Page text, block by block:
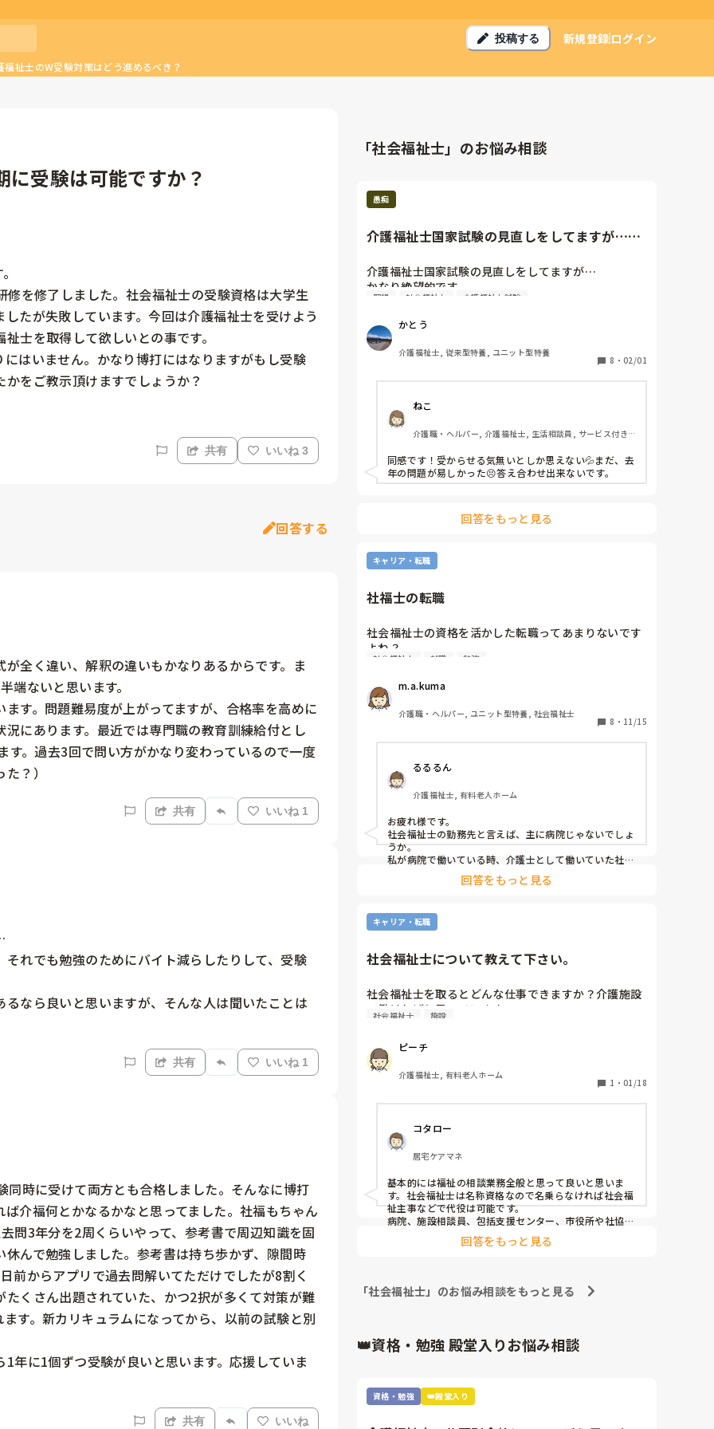
投稿する 新規登録ログイン
福祉士のW受験対策はどう進めるべき？
受験は可能ですか？
を修了しました。社会福祉士の受験資格は大学生
たが失敗しています。今回は介護福祉士を受けよう
士を取得して欲しいとの事です。
はいません。かなり博打にはなりますがもし受験
をご教示頂けますでしょうか？
共有 いいね 3
回答する
全く違い、解釈の違いもかなりあるからです。ま
端ないと思います。
す。問題難易度が上がってますが、合格率を高めに
にあります。最近では専門職の教育訓練給付とし
。過去3回で問い方がかなり変わっているので一度
？）
共有 いいね 1
れでも勉強のためにバイト減らしたりして、受験
なら良いと思いますが、そんな人は聞いたことは
共有 いいね 1
時に受けて両方とも合格しました。そんなに博打
介福何とかなるかなと思ってました。社福もちゃん
問3年分を2周くらいやって、参考書で周辺知識を固
んで勉強しました。参考書は持ち歩かず、隙間時
前からアプリで過去問解いてただけでしたが8割く
くさん出題されていた、かつ2択が多くて対策が難
す。新カリキュラムになってから、以前の試験と別
年に1個ずつ受験が良いと思います。応援していま
共有 いいね
「社会福祉士」のお悩み相談
愚痴
介護福祉士国家試験の見直しをしてますが…か
介護福祉士国家試験の見直しをしてますが…
かなり絶望的です。
が、ユーキャンだと73/125、回答を紹介しているサイ
トだと70/125、大阪介護転職ネットがキャリアカレッ
ジと出したものだと67/125でした。
いるのですがこれはちょっと…
僕としては80/125で合格！っていうのが理想です。
(80点なら安全圏内だしそれ以上の高得点は無理かな
と)それを狙って今回3回目の受験でしたが、それすら
もできないのかと。悲しくなります。やっぱり介護職
自己採点でこんな点数ならもう望めないなと。
祉士はきっぱり諦めようと思っています。
参考書に登録証の見本のページがあり、そこに「介護
福祉士登録証をもらっている自分をイメージして、受
ながめてモチベーションを高めましょう!!」とイラス
ト付きで書かれていましたが、とんでもない！不合格
し、惨めな気持ちになるし、そういう傷口に塩を塗る
ようなことはとてもじゃないけどできません。
こうも不合格が続くと、もはや国家試験は落ちるため
にあるとしか思えませんし、むしろそれに受かる人が
どの資格でも、国家資格を持ってる人って本当にすご
いなと。国家資格に縁がない分、それだけで尊敬に値
します。
ケアマネとか社会福祉士、東京芸大の受験で躓くなら
理解出来ますけど、介護福祉士で3回躓いてるとか本
当に意味がわからない。
えたような気がします。よほど合格点が低くなければ
ん。
理想 社会福祉士 介護福祉士試験
かとう
介護福祉士, 従来型特養, ユニット型特養
8 ・ 02/01
ねこ
介護職・ヘルパー, 介護福祉士, 生活相談員, サービス付き
同感です！受からせる気無いとしか思えない💦まだ、去
年の問題が易しかった😣答え合わせ出来ないです。
回答をもっと見る
キャリア・転職
社福士の転職
社会福祉士の資格を活かした転職ってあまりないです
よね？
介護福祉士は現場で重宝されるし、募集要項にもよく
と思いませんか？
社福士の方が知識も試験も難しいのに、いざ就職しよ
うと思うと働き口が微妙だなと感じています。
社会福祉士 就職 勉強
m.a.kuma
介護職・ヘルパー, ユニット型特養, 社会福祉士
8 ・ 11/15
るるるん
介護福祉士, 有料老人ホーム
お疲れ様です。
社会福祉士の勤務先と言えば、主に病院じゃないでしょ
うか。
私が病院で働いている時、介護士として働いていた社福
士の資格保持者が、相談員としての異動を命じられてい
介護福祉士は不足していますし、ひとつの事業所でたく
さん必要ですから募集が多いのは当然かと思います。
回答をもっと見る
キャリア・転職
社会福祉士について教えて下さい。
社会福祉士を取るとどんな仕事できますか？介護施設
で働ければと思っています。
社会福祉士 施設
ピーチ
介護福祉士, 有料老人ホーム
1 ・ 01/18
コタロー
居宅ケアマネ
基本的には福祉の相談業務全般と思って良いと思いま
す。社会福祉士は名称資格なので名乗らなければ社会福
祉主事などで代役は可能です。
病院、施設相談員、包括支援センター、市役所や社協な
どが代表的です。最近では成年後見人関係で独立するも
回答をもっと見る
「社会福祉士」のお悩み相談をもっと見る
👑資格・勉強 殿堂入りお悩み相談
資格・勉強 👑殿堂入り